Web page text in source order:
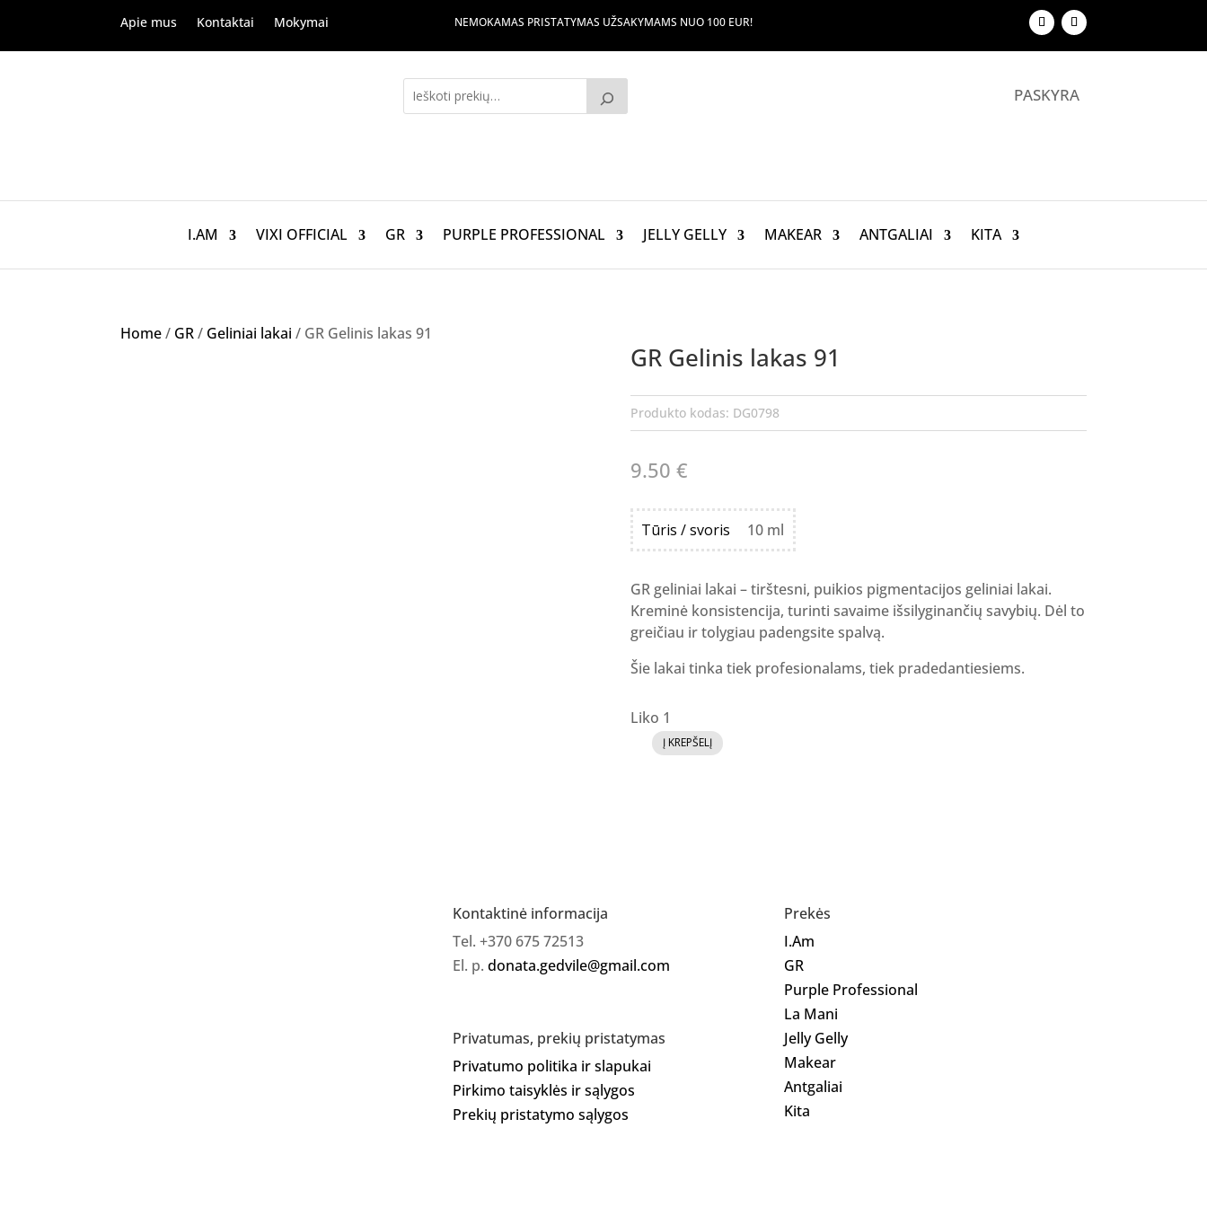
Apie mus Kontaktai Mokymai NEMOKAMAS PRISTATYMAS UŽSAKYMAMS NUO 100 EUR!
PASKYRA
I.AM VIXI OFFICIAL GR PURPLE PROFESSIONAL JELLY GELLY MAKEAR ANTGALIAI KITA
Home/ GR/ Geliniai lakai / GR Gelinis lakas 91
GR Gelinis lakas 91
Produkto kodas: DG0798
9.50 €
Tūris / svoris 10 ml
GR geliniai lakai – tirštesni, puikios pigmentacijos geliniai lakai.
Kreminė konsistencija, turinti savaime išsilyginančių savybių. Dėl to
greičiau ir tolygiau padengsite spalvą.
Šie lakai tinka tiek profesionalams, tiek pradedantiesiems.
Liko 1
produkto
Į KREPŠELĮ
Kontaktinė informacija
Tel. +370 675 72513
El. p. donata.gedvile@gmail.com
Privatumas, prekių pristatymas
Privatumo politika ir slapukai
Pirkimo taisyklės ir sąlygos
Prekių pristatymo sąlygos
Prekės
I.Am
GR
Purple Professional
La Mani
Jelly Gelly
Makear
Antgaliai
Kita